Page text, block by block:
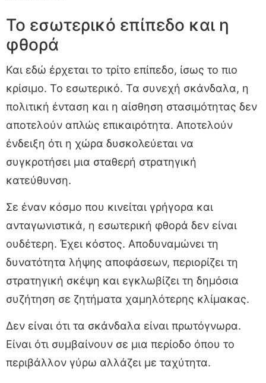
Το εσωτερικό επίπεδο και η
φθορά
Και εδώ έρχεται το τρίτο επίπεδο, ίσως το πιο
κρίσιμο. Το εσωτερικό. Τα συνεχή σκάνδαλα, η
πολιτική ένταση και η αίσθηση στασιμότητας δεν
αποτελούν απλώς επικαιρότητα. Αποτελούν
ένδειξη ότι η χώρα δυσκολεύεται να
συγκροτήσει μια σταθερή στρατηγική
κατεύθυνση.
Σε έναν κόσμο που κινείται γρήγορα και
ανταγωνιστικά, η εσωτερική φθορά δεν είναι
ουδέτερη. Έχει κόστος. Αποδυναμώνει τη
δυνατότητα λήψης αποφάσεων, περιορίζει τη
στρατηγική σκέψη και εγκλωβίζει τη δημόσια
συζήτηση σε ζητήματα χαμηλότερης κλίμακας.
Δεν είναι ότι τα σκάνδαλα είναι πρωτόγνωρα.
Είναι ότι συμβαίνουν σε μια περίοδο όπου το
περιβάλλον γύρω αλλάζει με ταχύτητα.